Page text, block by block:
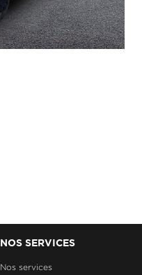
NOS SERVICES
Nos services